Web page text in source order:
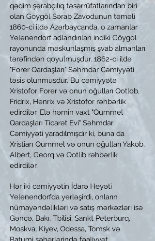
qədim şərabçılıq təsərrüfatlarından biri
olan Göygöl Şərab Zavodunun təməli
1860-ci ildə Azərbaycanda, o zamanlar
Yelenendorf adlandırılan indiki Göygöl
rayonunda məskunlaşmış şvab almanları
tərəfindən qoyulmuşdur. 1862-ci ildə
"Forer Qardaşları" Səhmdar Cəmiyyəti
təsis olunmuşdur. Bu cəmiyyətə
Xristofor Forer və onun oğulları Qotlob,
Fridrix, Henrix və Xristofor rəhbərlik
edirdilər. Elə həmin vaxt "Qummel
Qardaşları Ticarət Evi" Səhmdar
Cəmiyyəti yaradılmışdır ki, buna da
Xristian Qummel və onun oğulları Yakob,
Albert, Georq və Qotlib rəhbərlik
edirdilər.
Hər iki cəmiyyətin İdarə Heyəti
Yelenendorfda yerləşirdi, onların
nümayəndəlikləri və satış mərkəzləri isə
Gəncə, Bakı, Tbilisi, Sankt Peterburq,
Moskva, Kiyev, Odessa, Tomsk və